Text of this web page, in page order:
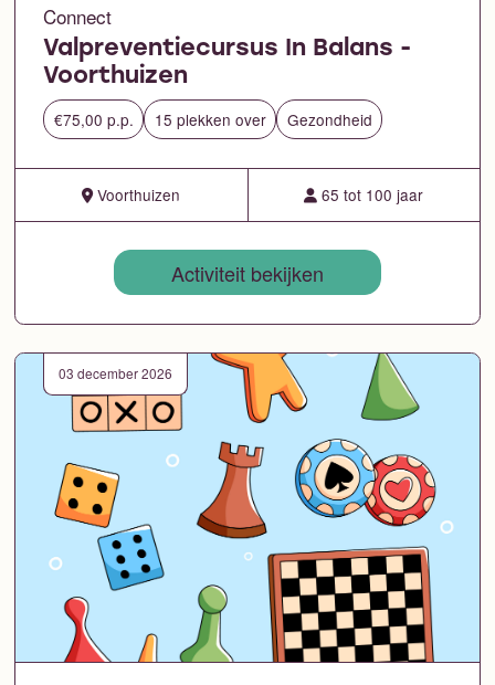
Connect
Valpreventiecursus In Balans -
Voorthuizen
€75,00 p.p. 15 plekken over Gezondheid
Voorthuizen 65 tot 100 jaar
Activiteit bekijken
03 december 2026